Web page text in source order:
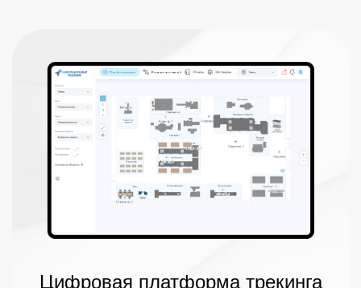
Цифровая платформа трекинга